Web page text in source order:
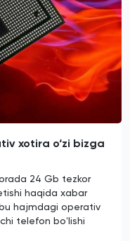
xotira o‘zi bizga
24 Gb tezkor
haqida xabar
hajmdagi operativ
telefon boʻlishi